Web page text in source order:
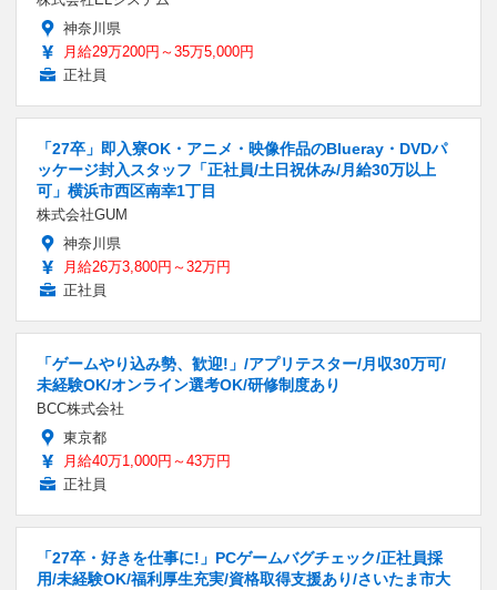
神奈川県
月給29万200円～35万5,000円
正社員
「27卒」即入寮OK・アニメ・映像作品のBlueray・DVDパ
ッケージ封入スタッフ「正社員/土日祝休み/月給30万以上
可」横浜市西区南幸1丁目
株式会社GUM
神奈川県
月給26万3,800円～32万円
正社員
「ゲームやり込み勢、歓迎!」/アプリテスター/月収30万可/
未経験OK/オンライン選考OK/研修制度あり
BCC株式会社
東京都
月給40万1,000円～43万円
正社員
「27卒・好きを仕事に!」PCゲームバグチェック/正社員採
用/未経験OK/福利厚生充実/資格取得支援あり/さいたま市大